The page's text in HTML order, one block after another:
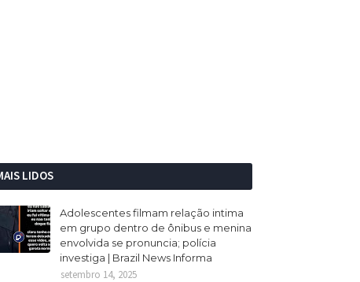
LIDOS
Adolescentes filmam relação intima
em grupo dentro de ônibus e menina
envolvida se pronuncia; polícia
investiga | Brazil News Informa
setembro 14, 2025